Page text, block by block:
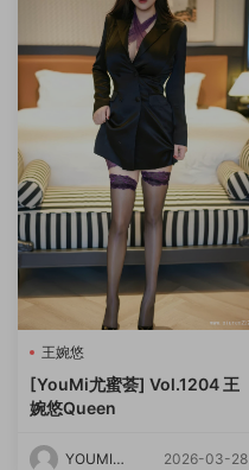
王婉悠
[YouMi尤蜜荟] Vol.1204 王
婉悠Queen
YOUMI尤
2026-03-28